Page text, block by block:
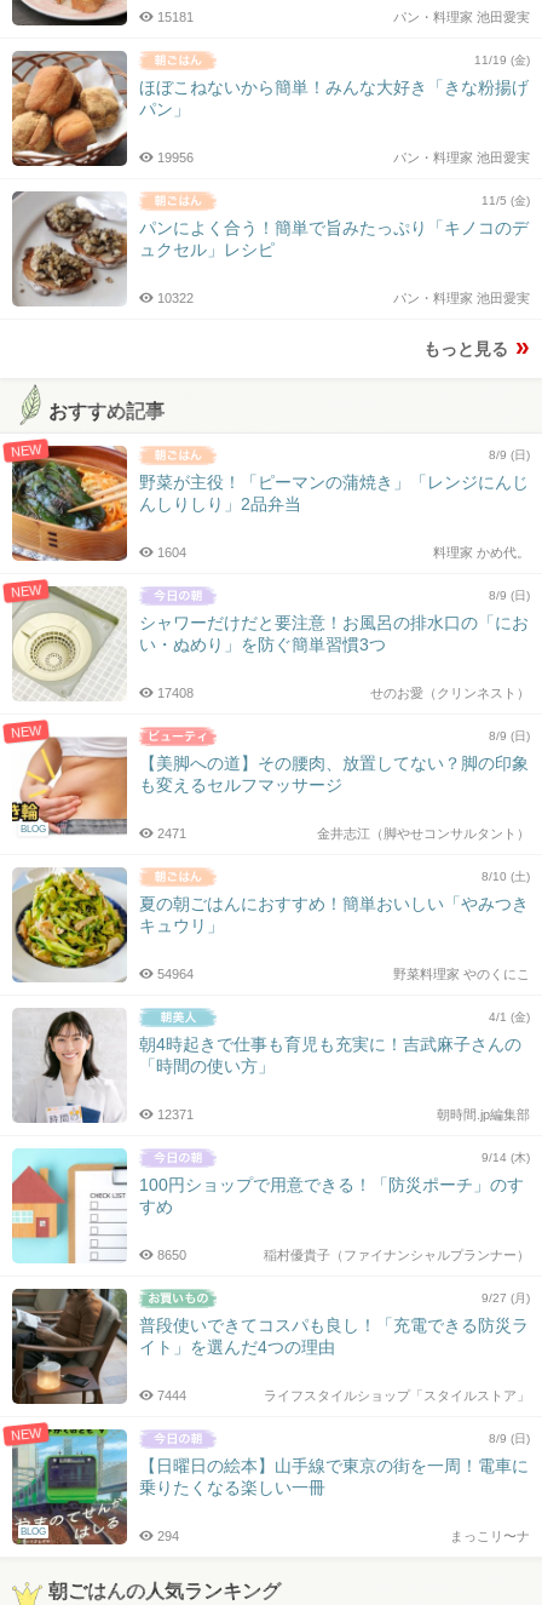
パン・料理家 池田愛実
15181
11/19 (金)
ほぼこねないから簡単！みんな大好き「きな粉揚げ
パン」
パン・料理家 池田愛実
19956
11/5 (金)
パンによく合う！簡単で旨みたっぷり「キノコのデ
ュクセル」レシピ
パン・料理家 池田愛実
10322
もっと見る
おすすめ記事
NEW 8/9 (日)
野菜が主役！「ピーマンの蒲焼き」「レンジにんじ
んしりしり」2品弁当
料理家 かめ代。
1604
NEW 8/9 (日)
シャワーだけだと要注意！お風呂の排水口の「にお
い・ぬめり」を防ぐ簡単習慣3つ
せのお愛（クリンネスト）
17408
NEW
BLOG
8/9 (日)
【美脚への道】その腰肉、放置してない？脚の印象
も変えるセルフマッサージ
金井志江（脚やせコンサルタント）
2471
8/10 (土)
夏の朝ごはんにおすすめ！簡単おいしい「やみつき
キュウリ」
野菜料理家 やのくにこ
54964
4/1 (金)
朝4時起きで仕事も育児も充実に！吉武麻子さんの
「時間の使い方」
朝時間.jp編集部
12371
9/14 (木)
100円ショップで用意できる！「防災ポーチ」のす
すめ
稲村優貴子（ファイナンシャルプランナー）
8650
9/27 (月)
普段使いできてコスパも良し！「充電できる防災ラ
イト」を選んだ4つの理由
ライフスタイルショップ「スタイルストア」
7444
NEW
BLOG
8/9 (日)
【日曜日の絵本】山手線で東京の街を一周！電車に
乗りたくなる楽しい一冊
まっこリ〜ナ
294
朝ごはんの人気ランキング